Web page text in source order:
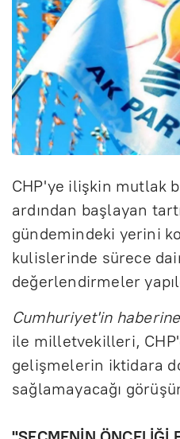
CHP'ye ilişkin mutlak
ardından başlayan
gündemindeki yerini
kulislerinde sürece
değerlendirmeler
Cumhuriyet'in
ile milletvekilleri,
gelişmelerin iktidara
sağlamayacağı